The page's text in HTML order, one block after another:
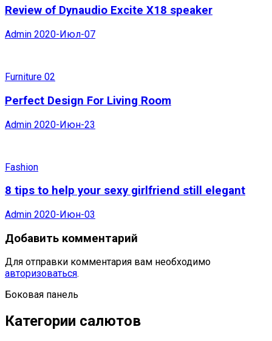
Review of Dynaudio Excite X18 speaker
Admin 2020-Июл-07
Furniture 02
Perfect Design For Living Room
Admin 2020-Июн-23
Fashion
8 tips to help your sexy girlfriend still elegant
Admin 2020-Июн-03
Добавить комментарий
Для отправки комментария вам необходимо
авторизоваться.
Боковая панель
Категории салютов